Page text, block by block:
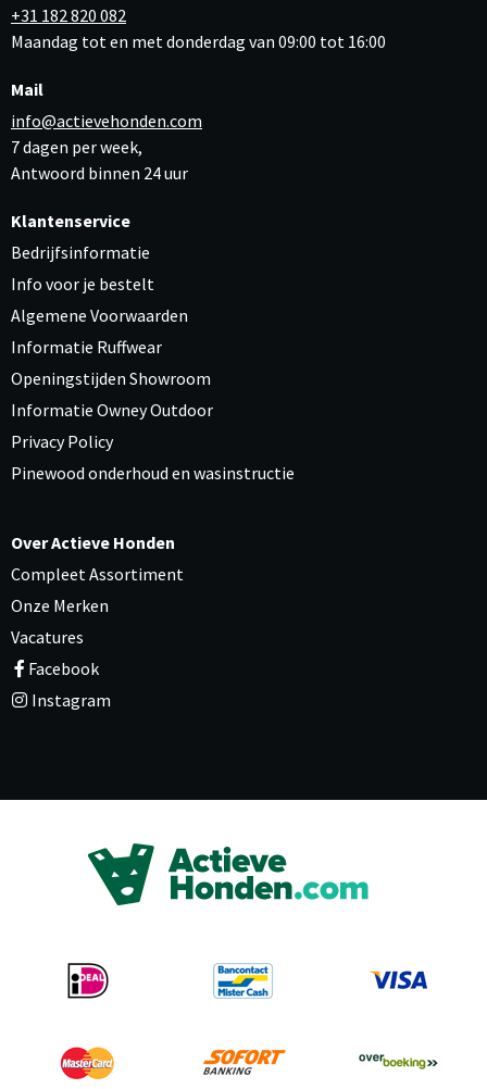
+31 182 820 082
Maandag tot en met donderdag van 09:00 tot 16:00
Mail
info@actievehonden.com
7 dagen per week,
Antwoord binnen 24 uur
Klantenservice
Bedrijfsinformatie
Info voor je bestelt
Algemene Voorwaarden
Informatie Ruffwear
Openingstijden Showroom
Informatie Owney Outdoor
Privacy Policy
Pinewood onderhoud en wasinstructie
Over Actieve Honden
Compleet Assortiment
Onze Merken
Vacatures
Facebook
Instagram